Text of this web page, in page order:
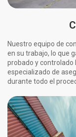
Nuestro equipo de
en su trabajo, lo que
probado y controlado
especializado de
durante todo el